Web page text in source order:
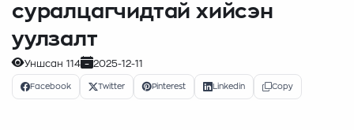
суралцагчидтай хийсэн
уулзалт
Уншсан 114 2025-12-11
Facebook Twitter Pinterest Linkedin Copy